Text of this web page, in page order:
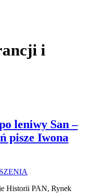
i
leniwy San –
pisze Iwona
Historii PAN, Rynek